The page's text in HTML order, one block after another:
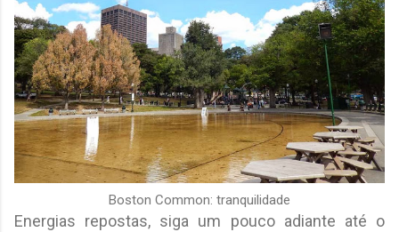
Boston Common: tranquilidade
Energias repostas, siga um pouco adiante até o